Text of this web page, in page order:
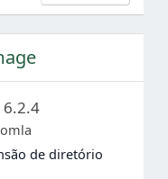
6.2.4
de diretório